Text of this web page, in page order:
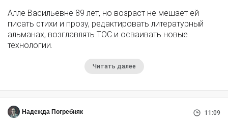
Алле Васильевне 89 лет, но возраст не мешает ей
писать стихи и прозу, редактировать литературный
альманах, возглавлять ТОС и осваивать новые
технологии.
Читать далее
Надежда Погребняк 11:09